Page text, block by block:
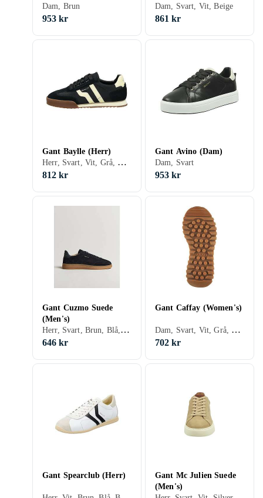
Dam, Brun
953 kr
Dam, Svart, Vit, Beige
861 kr
Gant Baylle (Herr)
Herr, Svart, Vit, Grå, Blå, Röd, Grön, Beige, Snöre
812 kr
Gant Avino (Dam)
Dam, Svart
953 kr
Gant Cuzmo Suede
(Men's)
Herr, Svart, Brun, Blå, Beige
646 kr
Gant Caffay (Women's)
Dam, Svart, Vit, Grå, Brun, Blå, Beige, Rosa, Snöre
702 kr
Gant Spearclub (Herr)
Gant Mc Julien Suede
(Men's)